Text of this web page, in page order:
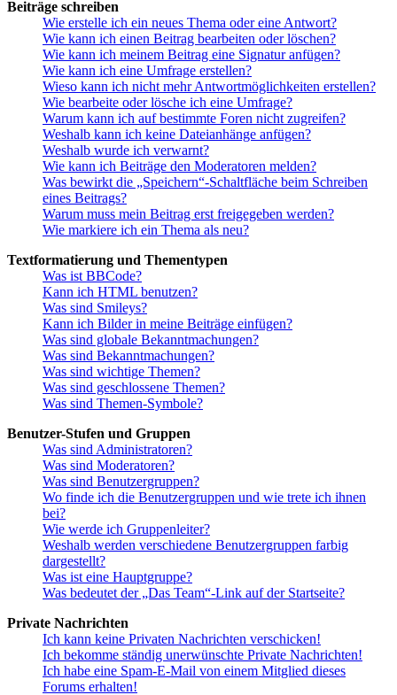
Beiträge schreiben
Wie erstelle ich ein neues Thema oder eine Antwort?
Wie kann ich einen Beitrag bearbeiten oder löschen?
Wie kann ich meinem Beitrag eine Signatur anfügen?
Wie kann ich eine Umfrage erstellen?
Wieso kann ich nicht mehr Antwortmöglichkeiten erstellen?
Wie bearbeite oder lösche ich eine Umfrage?
Warum kann ich auf bestimmte Foren nicht zugreifen?
Weshalb kann ich keine Dateianhänge anfügen?
Weshalb wurde ich verwarnt?
Wie kann ich Beiträge den Moderatoren melden?
Was bewirkt die „Speichern“-Schaltfläche beim Schreiben
eines Beitrags?
Warum muss mein Beitrag erst freigegeben werden?
Wie markiere ich ein Thema als neu?
Textformatierung und Thementypen
Was ist BBCode?
Kann ich HTML benutzen?
Was sind Smileys?
Kann ich Bilder in meine Beiträge einfügen?
Was sind globale Bekanntmachungen?
Was sind Bekanntmachungen?
Was sind wichtige Themen?
Was sind geschlossene Themen?
Was sind Themen-Symbole?
Benutzer-Stufen und Gruppen
Was sind Administratoren?
Was sind Moderatoren?
Was sind Benutzergruppen?
Wo finde ich die Benutzergruppen und wie trete ich ihnen
bei?
Wie werde ich Gruppenleiter?
Weshalb werden verschiedene Benutzergruppen farbig
dargestellt?
Was ist eine Hauptgruppe?
Was bedeutet der „Das Team“-Link auf der Startseite?
Private Nachrichten
Ich kann keine Privaten Nachrichten verschicken!
Ich bekomme ständig unerwünschte Private Nachrichten!
Ich habe eine Spam-E-Mail von einem Mitglied dieses
Forums erhalten!